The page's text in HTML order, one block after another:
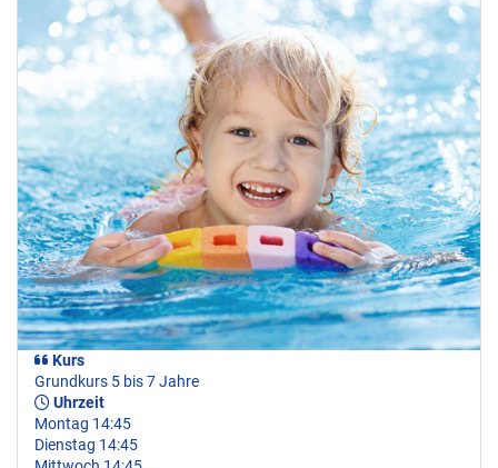
Kurs
Grundkurs 5 bis 7 Jahre
Uhrzeit
Montag 14:45
Dienstag 14:45